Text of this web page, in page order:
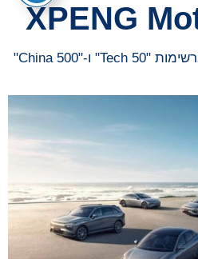
XPENG
XPENG מתפרסמת כעת ברשימות "Tech 50" ו-"China 500"